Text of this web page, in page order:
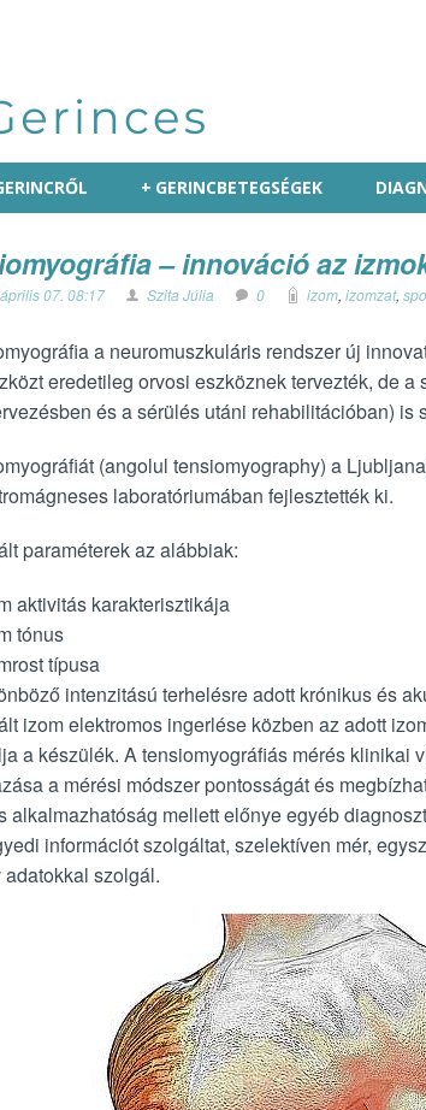
GERINCBETEGSÉGEK
+
– innováció az
07. 08:17 Szita Júlia 0 izom, izomzat,
a neuromuszkuláris rendszer új
eredetileg orvosi eszköznek tervezték, de a
és a sérülés utáni rehabilitációban) is
(angolul tensiomyography) a
laboratóriumában fejlesztették ki.
paraméterek az alábbiak:
aktivitás karakterisztikája
tónus
típusa
intenzitású terhelésre adott krónikus és
izom elektromos ingerlése közben az adott
a készülék. A tensiomyográfiás mérés klinikai
a mérési módszer pontosságát és
alkalmazhatóság mellett előnye egyéb
információt szolgáltat, szelektíven mér,
szolgál.